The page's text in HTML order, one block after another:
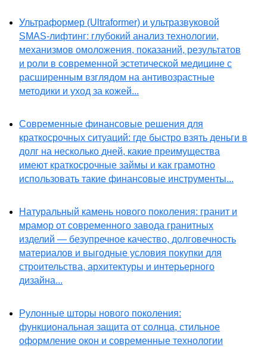
Ультраформер (Ultraformer) и ультразвуковой
SMAS-лифтинг: глубокий анализ технологии,
механизмов омоложения, показаний, результатов
и роли в современной эстетической медицине с
расширенным взглядом на антивозрастные
методики и уход за кожей...
Современные финансовые решения для
краткосрочных ситуаций: где быстро взять деньги в
долг на несколько дней, какие преимущества
имеют краткосрочные займы и как грамотно
использовать такие финансовые инструменты...
Натуральный камень нового поколения: гранит и
мрамор от современного завода гранитных
изделий — безупречное качество, долговечность
материалов и выгодные условия покупки для
строительства, архитектуры и интерьерного
дизайна...
Рулонные шторы нового поколения:
функциональная защита от солнца, стильное
оформление окон и современные технологии